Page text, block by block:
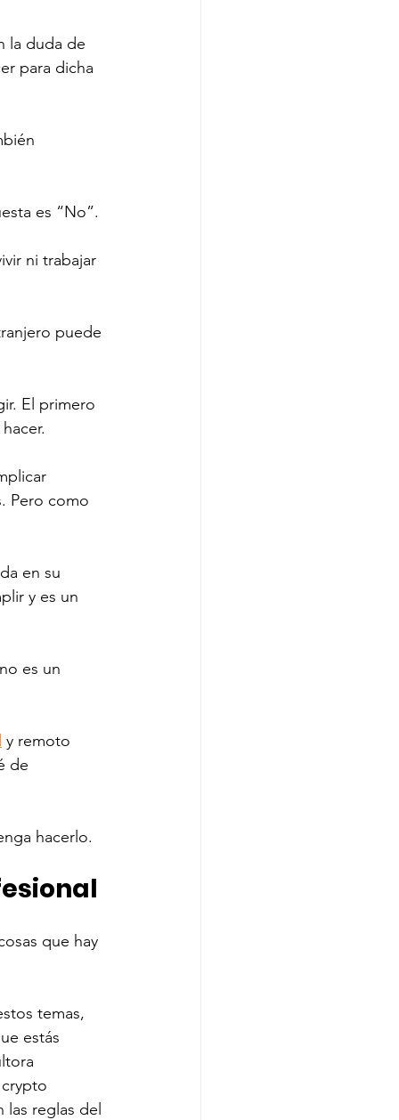
la duda de
para dicha
es “No”.
ni trabajar
puede
El primero
Pero como
en su
y es un
es un
y remoto
de
hacerlo.
que hay
temas,
estás
reglas del